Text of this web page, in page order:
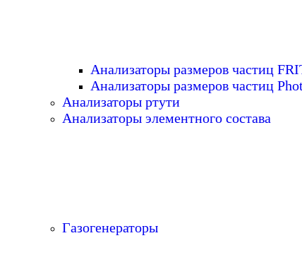
Анализаторы размеров частиц
Анализаторы размеров частиц
Анализаторы ртути
Анализаторы элементного состава
Газогенераторы